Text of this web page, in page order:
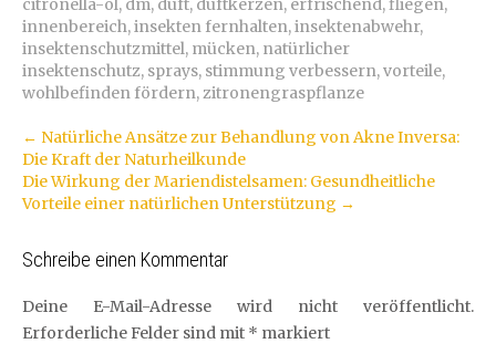
citronella-öl, dm, duft, duftkerzen, erfrischend,fliegen,
innenbereich,insekten fernhalten,insektenabwehr,
insektenschutzmittel, mücken, natürlicher
insektenschutz, sprays, stimmung verbessern,vorteile,
wohlbefinden fördern,zitronengraspflanze
Artikel-
Navigation
← Natürliche Ansätze zur Behandlung von Akne Inversa:
Die Kraft der Naturheilkunde
Die Wirkung der Mariendistelsamen: Gesundheitliche
Vorteile einer natürlichen Unterstützung →
Schreibe einen Kommentar
Deine E-Mail-Adresse wird nicht veröffentlicht.
Erforderliche Felder sind mit * markiert